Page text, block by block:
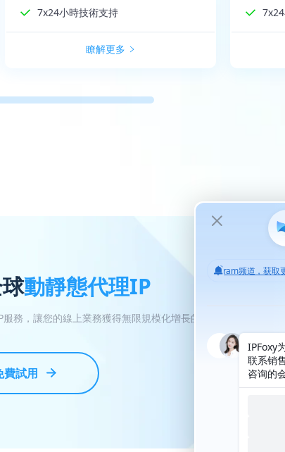
7x24小時技術支持
瞭解更多
動靜態代理IP
務，讓您的線上業務獲得無限規模化增長的機會
費試用